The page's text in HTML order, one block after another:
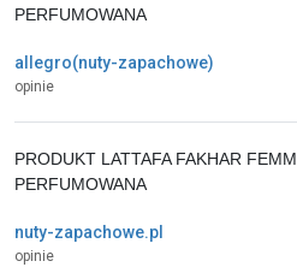
allegro(nuty-zapachowe)
opinie
PERFUMOWANA
nuty-zapachowe.pl
opinie
PRODUKT LATTAFA FAKHAR
PERFUMOWANA